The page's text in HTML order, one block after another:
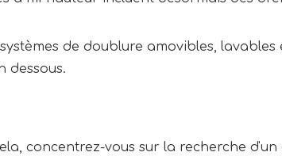
de doublure amovibles,
dessous.
concentrez-vous sur la recherche